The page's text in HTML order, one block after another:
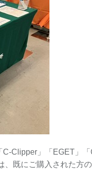
Clipper」「EGET」
、既にご購入された方